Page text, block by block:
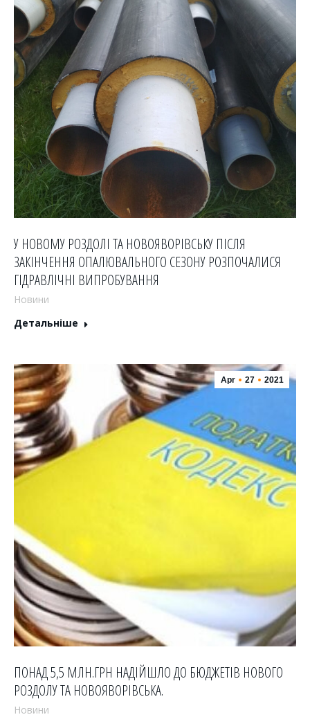
У НОВОМУ РОЗДОЛІ ТА НОВОЯВОРІВСЬКУ ПІСЛЯ
ЗАКІНЧЕННЯ ОПАЛЮВАЛЬНОГО СЕЗОНУ РОЗПОЧАЛИСЯ
ГІДРАВЛІЧНІ ВИПРОБУВАННЯ
Новини
Детальніше
Apr 27 2021
ПОНАД 5,5 МЛН.ГРН НАДІЙШЛО ДО БЮДЖЕТІВ НОВОГО
РОЗДОЛУ ТА НОВОЯВОРІВСЬКА.
Новини